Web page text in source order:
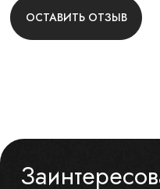
ОСТАВИТЬ ОТЗЫВ